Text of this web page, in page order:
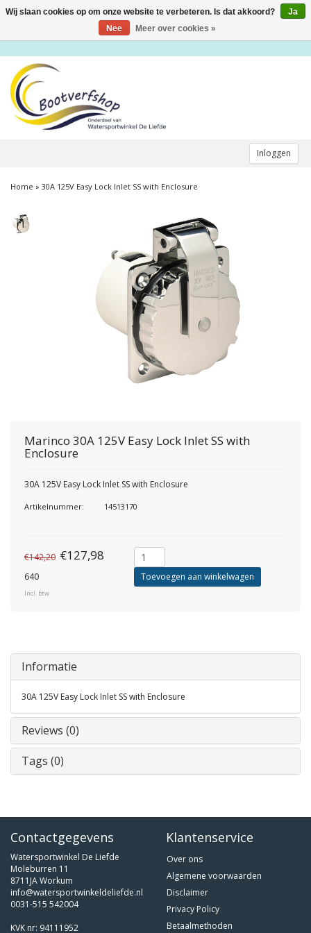
Inloggen
Toggle
Home » 30A 125V Easy Lock Inlet SS with Enclosure
Marinco 30A 125V Easy Lock Inlet SS with
Enclosure
30A 125V Easy Lock Inlet SS with Enclosure
Artikelnummer: 14513170
€142,20 €127,98
640
Incl. btw
Toevoegen aan winkelwagen
Informatie
30A 125V Easy Lock Inlet SS with Enclosure
Reviews (0)
Tags (0)
Contactgegevens
Watersportwinkel De Liefde
Moleburren 11
8711JA Workum
info@watersportwinkeldeliefde.nl
0031-515 542004
KVK nr: 94111952
Klantenservice
Over ons
Algemene voorwaarden
Disclaimer
Privacy Policy
Betaalmethoden
Wij slaan cookies op om onze website te verbeteren. Is dat akkoord?
Ja
Nee
Meer over cookies »